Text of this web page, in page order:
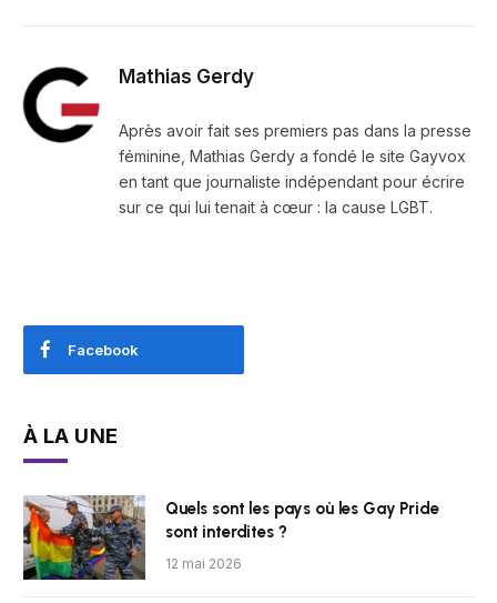
Mathias Gerdy
Après avoir fait ses premiers pas dans la presse
féminine, Mathias Gerdy a fondé le site Gayvox
en tant que journaliste indépendant pour écrire
sur ce qui lui tenait à cœur : la cause LGBT.
Facebook
À LA UNE
Quels sont les pays où les Gay Pride
sont interdites ?
12 mai 2026